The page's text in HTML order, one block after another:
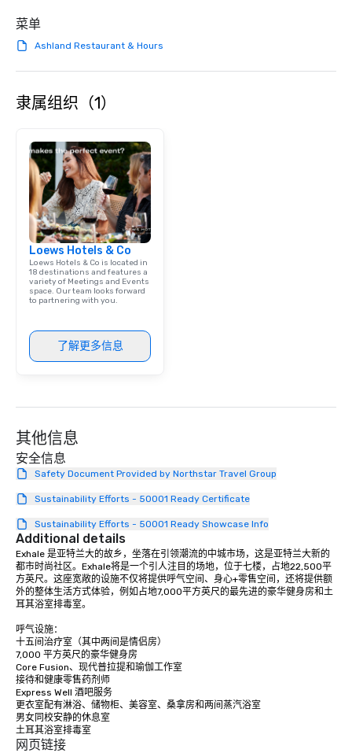
菜单
Ashland Restaurant & Hours
隶属组织（1）
Loews Hotels & Co
Loews Hotels & Co is located in
18 destinations and features a
variety of Meetings and Events
space. Our team looks forward
to partnering with you.
了解更多信息
其他信息
安全信息
Safety Document Provided by Northstar Travel Group
Sustainability Efforts - 50001 Ready Certificate
Sustainability Efforts - 50001 Ready Showcase Info
Additional details
Exhale 是亚特兰大的故乡，坐落在引领潮流的中城市场，这是亚特兰大新的
都市时尚社区。Exhale将是一个引人注目的场地，位于七楼，占地22,500平
方英尺。这座宽敞的设施不仅将提供呼气空间、身心+零售空间，还将提供额
外的整体生活方式体验，例如占地7,000平方英尺的最先进的豪华健身房和土
耳其浴室排毒室。
呼气设施：
十五间治疗室（其中两间是情侣房）
7,000 平方英尺的豪华健身房
Core Fusion、现代普拉提和瑜伽工作室
接待和健康零售药剂师
Express Well 酒吧服务
更衣室配有淋浴、储物柜、美容室、桑拿房和两间蒸汽浴室
男女同校安静的休息室
土耳其浴室排毒室
网页链接